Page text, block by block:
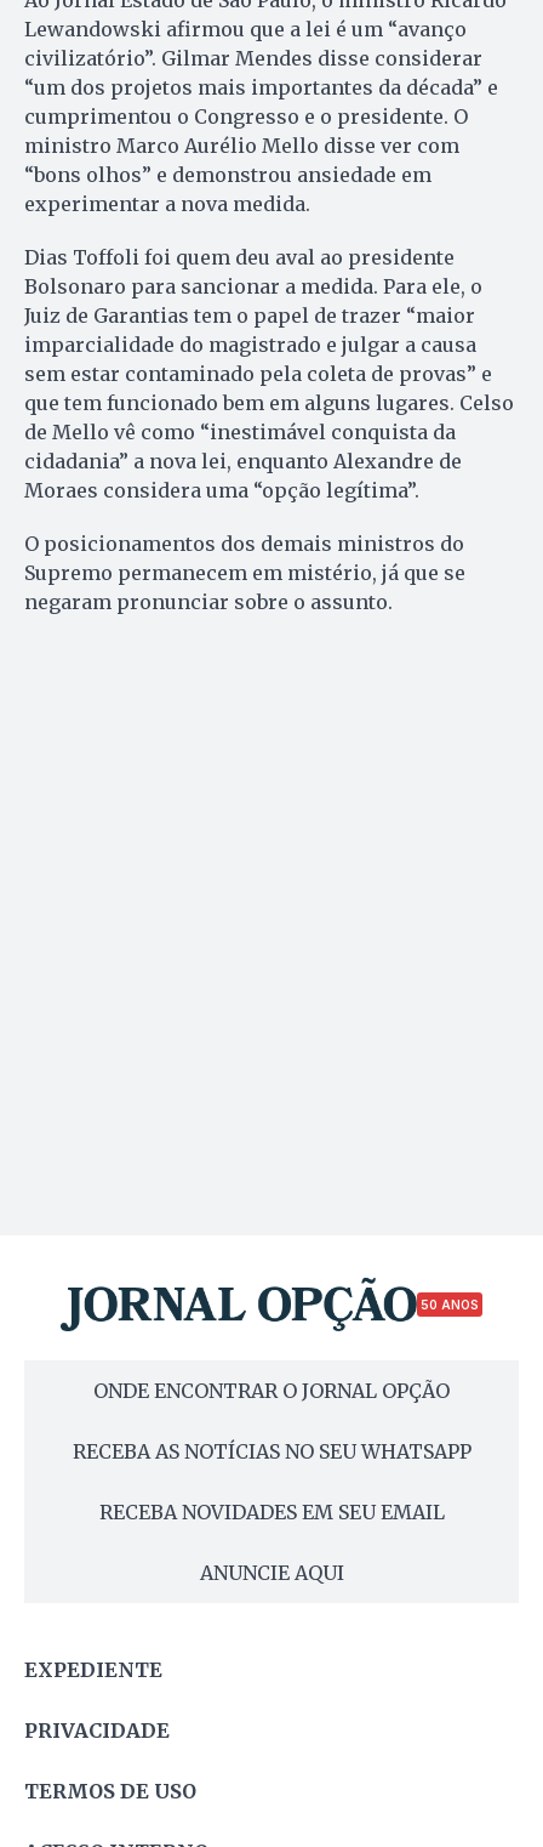
Lewandowski afirmou que a lei é um “avanço
civilizatório”. Gilmar Mendes disse considerar
“um dos projetos mais importantes da década” e
cumprimentou o Congresso e o presidente. O
ministro Marco Aurélio Mello disse ver com
“bons olhos” e demonstrou ansiedade em
experimentar a nova medida.
Dias Toffoli foi quem deu aval ao presidente
Bolsonaro para sancionar a medida. Para ele, o
Juiz de Garantias tem o papel de trazer “maior
imparcialidade do magistrado e julgar a causa
sem estar contaminado pela coleta de provas” e
que tem funcionado bem em alguns lugares. Celso
de Mello vê como “inestimável conquista da
cidadania” a nova lei, enquanto Alexandre de
Moraes considera uma “opção legítima”.
O posicionamentos dos demais ministros do
Supremo permanecem em mistério, já que se
negaram pronunciar sobre o assunto.
50 ANOS
ONDE ENCONTRAR O JORNAL OPÇÃO
RECEBA AS NOTÍCIAS NO SEU WHATSAPP
RECEBA NOVIDADES EM SEU EMAIL
ANUNCIE AQUI
EXPEDIENTE
PRIVACIDADE
TERMOS DE USO